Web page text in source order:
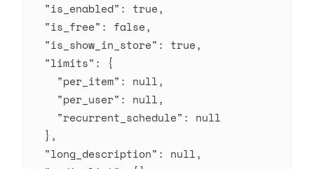
  "is_enabled"
: true,
  "is_free"
: false,
  "is_show_in_store"
: true,
  "limits"
: {
    "per_item"
: null,
    "per_user"
: null,
    "recurrent_schedule"
: null
  },
  "long_description"
: null,